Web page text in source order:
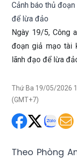
Cảnh báo thủ
để lừa đảo
Ngày 19/5, Công
đoạn giả mạo tài
lãnh đạo để lừa
Thứ Ba 19/05/2026
(GMT+7)
Theo Phòng